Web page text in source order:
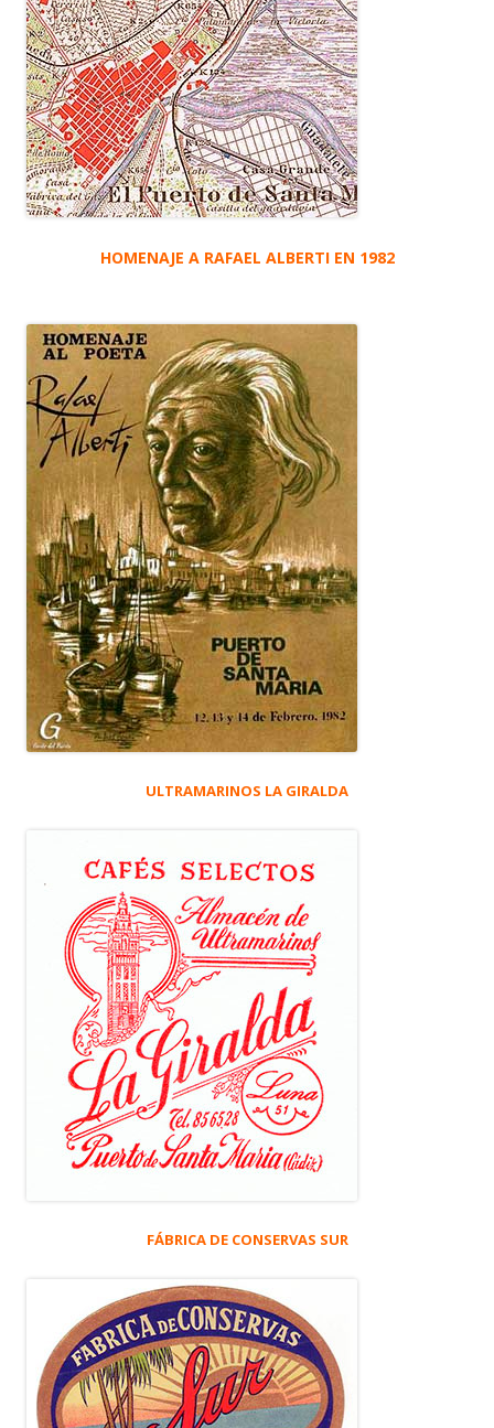
HOMENAJE A RAFAEL ALBERTI EN 1982
ULTRAMARINOS LA GIRALDA
FÁBRICA DE CONSERVAS SUR